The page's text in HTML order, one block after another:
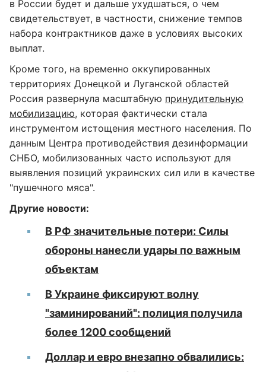
в России будет и дальше ухудшаться, о чем
свидетельствует, в частности, снижение темпов
набора контрактников даже в условиях высоких
выплат.
Кроме того, на временно оккупированных
территориях Донецкой и Луганской областей
Россия развернула масштабную принудительную
мобилизацию, которая фактически стала
инструментом истощения местного населения. По
данным Центра противодействия дезинформации
СНБО, мобилизованных часто используют для
выявления позиций украинских сил или в качестве
"пушечного мяса".
Другие новости:
В РФ значительные потери: Силы
обороны нанесли удары по важным
объектам
В Украине фиксируют волну
"заминирований": полиция получила
более 1200 сообщений
Доллар и евро внезапно обвалились: